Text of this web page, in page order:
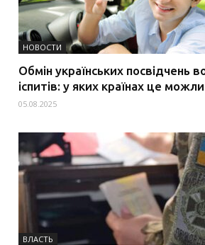
НОВОСТИ
Обмін українських посвідчень
іспитів: у яких країнах це
05.08.2025
ВЛАСТЬ